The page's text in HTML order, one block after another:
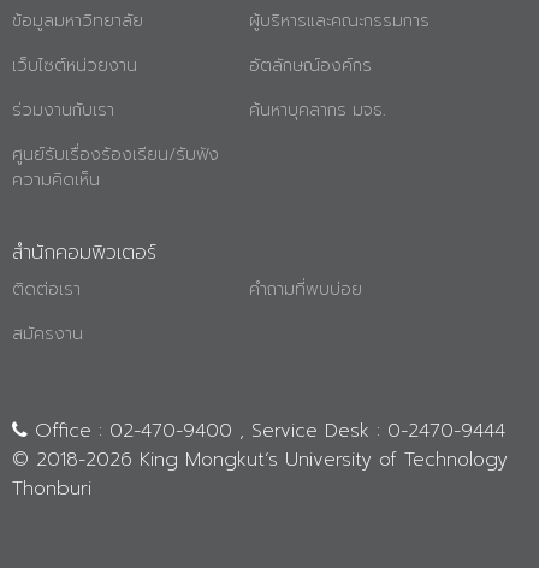
ข้อมูลมหาวิทยาลัย
ผู้บริหารและคณะกรรมการ
เว็บไซต์หน่วยงาน
อัตลักษณ์องค์กร
ร่วมงานกับเรา
ค้นหาบุคลากร มจธ.
ศูนย์รับเรื่องร้องเรียน/รับฟัง
ความคิดเห็น
สำนักคอมพิวเตอร์
ติดต่อเรา
คำถามที่พบบ่อย
สมัครงาน
Office : 02-470-9400 , Service Desk : 0-2470-9444
© 2018-2026 King Mongkut’s University of Technology
Thonburi